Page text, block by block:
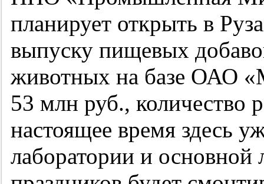
планирует открыть в
выпуску пищевых
животных на базе ОАО
53 млн руб., количество
настоящее время здесь
лаборатории и